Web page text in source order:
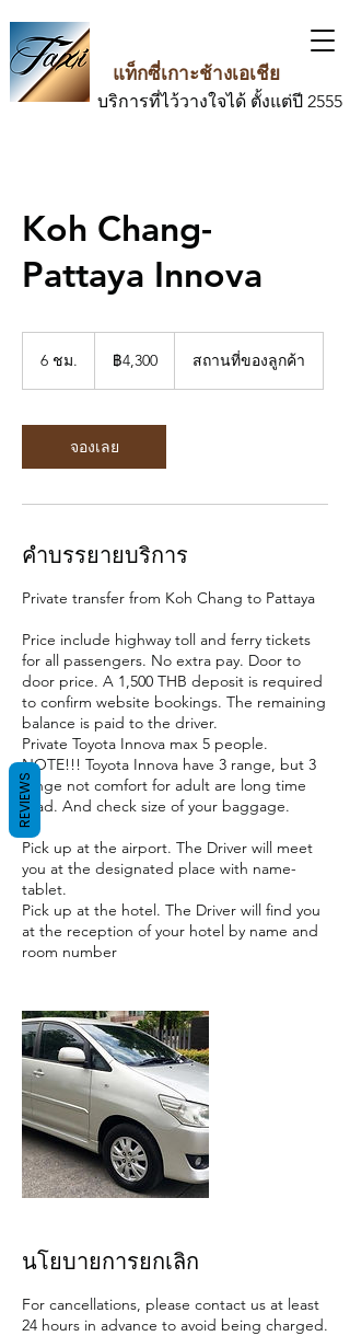
แท็กซี่เกาะช้างเอเชีย
บริการที่ไว้วางใจได้ ตั้งแต่ปี 2555
Koh Chang-
Pattaya Innova
6 ชม.
.
บาท
ไทย฿4,300 สถานที่ของลูกค้า
จองเลย
คำบรรยายบริการ
Private transfer from Koh Chang to Pattaya
Price include highway toll and ferry tickets
for all passengers. No extra pay. Door to
door price. A 1,500 THB deposit is required
to confirm website bookings. The remaining
balance is paid to the driver.
Private Toyota Innova max 5 people.
NOTE!!! Toyota Innova have 3 range, but 3
range not comfort for adult are long time
road. And check size of your baggage.
Pick up at the airport. The Driver will meet
you at the designated place with name-
tablet.
Pick up at the hotel. The Driver will find you
at the reception of your hotel by name and
room number
นโยบายการยกเลิก
For cancellations, please contact us at least
24 hours in advance to avoid being charged.
REVIEWS